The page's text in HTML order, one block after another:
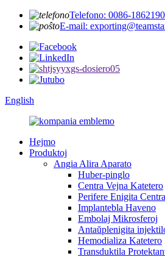
Telefono: 0086-
E-mail:
English
Hejmo
Produktoj
Angia Alira Aparato
Huber-pinglo
Centra Vejna Katetero
Perifere Enigita
Implantebla Haveno
Embolaj Mikrosferoj
Antaŭplenigita
Hemodializa Katetero
Transduktila